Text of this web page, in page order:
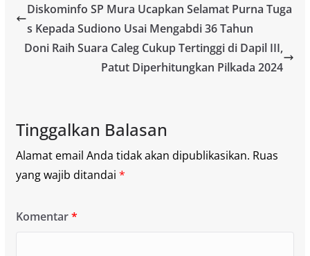
Diskominfo SP Mura Ucapkan Selamat Purna Tuga
s Kepada Sudiono Usai Mengabdi 36 Tahun
Doni Raih Suara Caleg Cukup Tertinggi di Dapil III,
Patut Diperhitungkan Pilkada 2024
Tinggalkan Balasan
Alamat email Anda tidak akan dipublikasikan. Ruas
yang wajib ditandai *
Komentar*